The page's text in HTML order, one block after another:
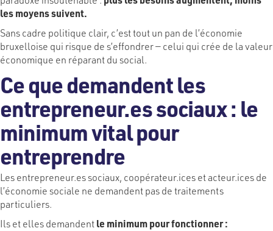
les moyens suivent.
Sans cadre politique clair, c’est tout un pan de l’économie
bruxelloise qui risque de s’effondrer — celui qui crée de la valeur
économique en réparant du social.
Ce que demandent les
entrepreneur.es sociaux : le
minimum vital pour
entreprendre
Les entrepreneur.es sociaux, coopérateur.ices et acteur.ices de
l’économie sociale ne demandent pas de traitements
particuliers.
Ils et elles demandentle minimum pour fonctionner :